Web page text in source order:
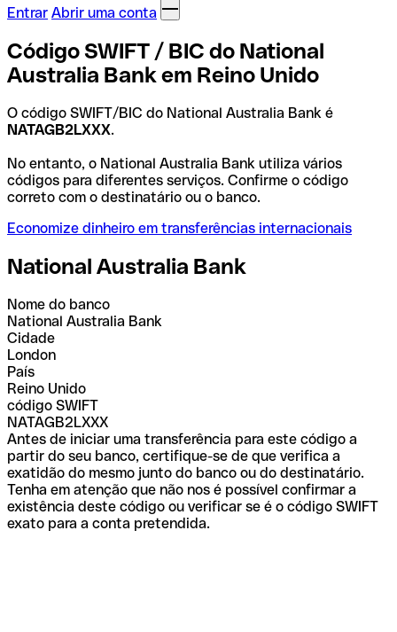
Entrar Abrir uma conta
Código SWIFT / BIC do National
Australia Bank em Reino Unido
O código SWIFT/BIC do National Australia Bank é
NATAGB2LXXX.
No entanto, o National Australia Bank utiliza vários
códigos para diferentes serviços. Confirme o código
correto com o destinatário ou o banco.
Economize dinheiro em transferências internacionais
National Australia Bank
Nome do banco
National Australia Bank
Cidade
London
País
Reino Unido
código SWIFT
NATAGB2LXXX
Antes de iniciar uma transferência para este código a
partir do seu banco, certifique-se de que verifica a
exatidão do mesmo junto do banco ou do destinatário.
Tenha em atenção que não nos é possível confirmar a
existência deste código ou verificar se é o código SWIFT
exato para a conta pretendida.